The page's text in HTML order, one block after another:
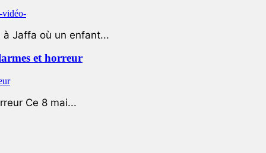
à Jaffa où un enfant...
et horreur
Ce 8 mai...